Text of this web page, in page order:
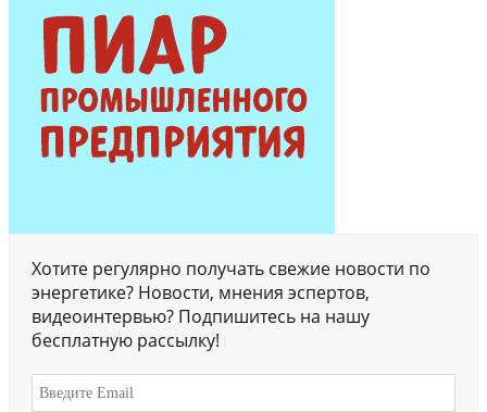
Хотите регулярно получать свежие новости по
энергетике? Новости, мнения эспертов,
видеоинтервью? Подпишитесь на нашу
бесплатную рассылку!